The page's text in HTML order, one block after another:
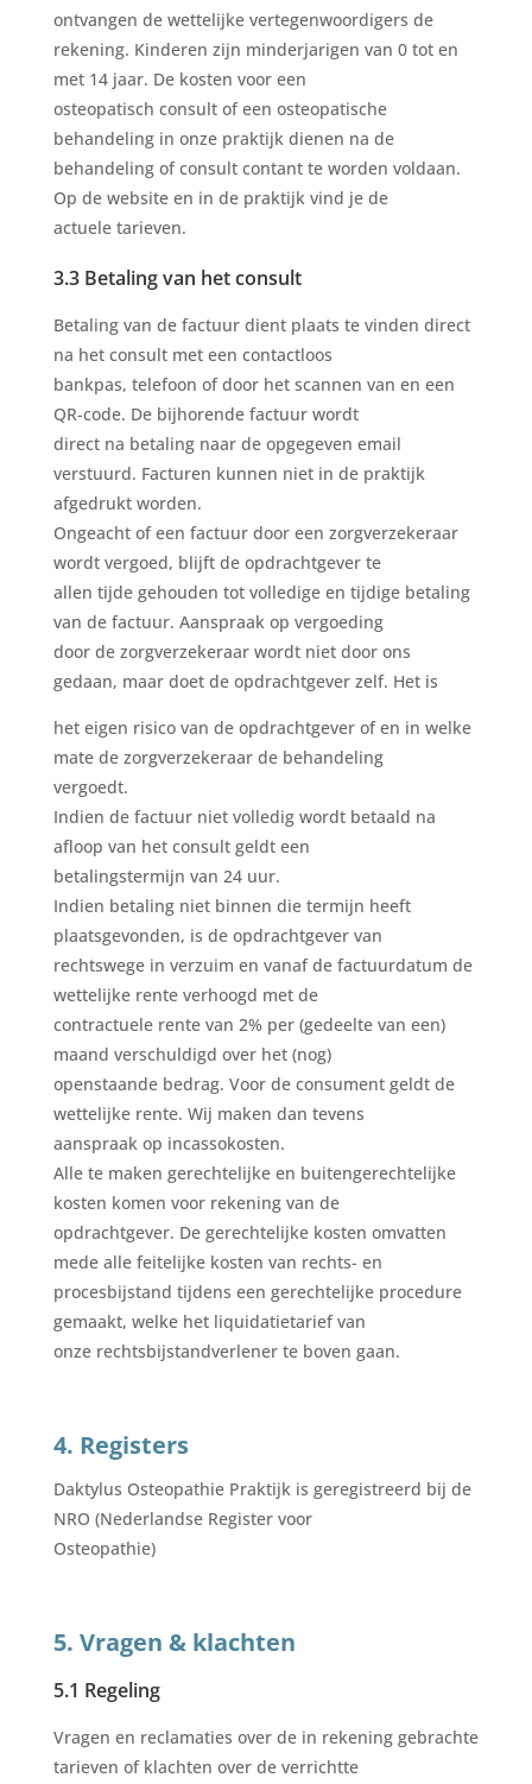
ontvangen de wettelijke vertegenwoordigers de
rekening. Kinderen zijn minderjarigen van 0 tot en
met 14 jaar. De kosten voor een
osteopatisch consult of een osteopatische
behandeling in onze praktijk dienen na de
behandeling of consult contant te worden voldaan.
Op de website en in de praktijk vind je de
actuele tarieven.
3.3 Betaling van het consult
Betaling van de factuur dient plaats te vinden direct
na het consult met een contactloos
bankpas, telefoon of door het scannen van en een
QR-code. De bijhorende factuur wordt
direct na betaling naar de opgegeven email
verstuurd. Facturen kunnen niet in de praktijk
afgedrukt worden.
Ongeacht of een factuur door een zorgverzekeraar
wordt vergoed, blijft de opdrachtgever te
allen tijde gehouden tot volledige en tijdige betaling
van de factuur. Aanspraak op vergoeding
door de zorgverzekeraar wordt niet door ons
gedaan, maar doet de opdrachtgever zelf. Het is
het eigen risico van de opdrachtgever of en in welke
mate de zorgverzekeraar de behandeling
vergoedt.
Indien de factuur niet volledig wordt betaald na
afloop van het consult geldt een
betalingstermijn van 24 uur.
Indien betaling niet binnen die termijn heeft
plaatsgevonden, is de opdrachtgever van
rechtswege in verzuim en vanaf de factuurdatum de
wettelijke rente verhoogd met de
contractuele rente van 2% per (gedeelte van een)
maand verschuldigd over het (nog)
openstaande bedrag. Voor de consument geldt de
wettelijke rente. Wij maken dan tevens
aanspraak op incassokosten.
Alle te maken gerechtelijke en buitengerechtelijke
kosten komen voor rekening van de
opdrachtgever. De gerechtelijke kosten omvatten
mede alle feitelijke kosten van rechts- en
procesbijstand tijdens een gerechtelijke procedure
gemaakt, welke het liquidatietarief van
onze rechtsbijstandverlener te boven gaan.
4. Registers
Daktylus Osteopathie Praktijk is geregistreerd bij de
NRO (Nederlandse Register voor
Osteopathie)
5. Vragen & klachten
5.1 Regeling
Vragen en reclamaties over de in rekening gebrachte
tarieven of klachten over de verrichtte